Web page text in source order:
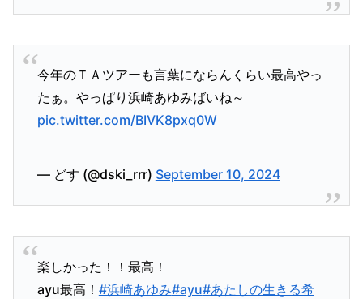
今年のＴＡツアーも言葉にならんくらい最高やっ
たぁ。やっぱり浜崎あゆみばいね～
pic.twitter.com/BIVK8pxq0W
— どす (@dski_rrr) September 10, 2024
楽しかった！！最高！
ayu最高！ #浜崎あゆみ#ayu#あたしの生きる希